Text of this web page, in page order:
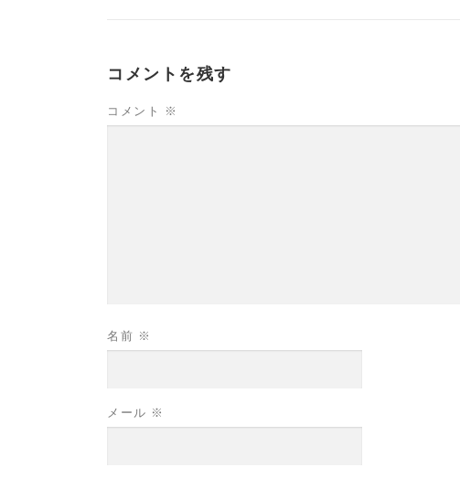
コメントを残す
コメント ※
名前 ※
メール ※